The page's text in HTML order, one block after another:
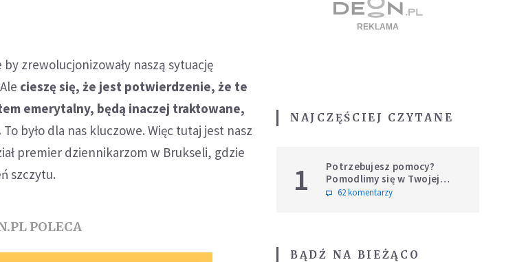
zrewolucjonizowały naszą sytuację
cieszę się, że jest potwierdzenie, że te
emerytalny, będą inaczej traktowane,
To było dla nas kluczowe. Więc tutaj jest nasz
premier dziennikarzom w Brukseli, gdzie
szczytu.
POLECA
NAJCZĘŚCIEJ CZYTANE
1
Potrzebujesz pomocy?
Pomodlimy się w Twojej
intencji
62 komentarzy
BĄDŹ NA BIEŻĄCO